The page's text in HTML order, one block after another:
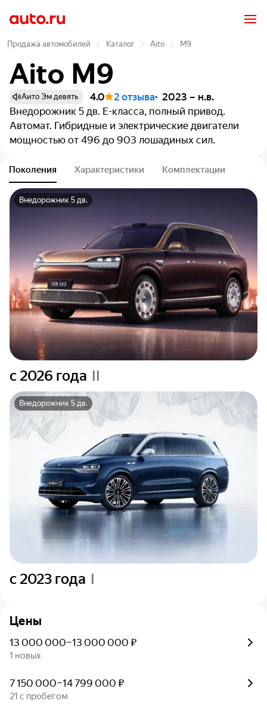
Продажа автомобилей Каталог Aito M9
Aito M9
Аито Эм девять 4.0 2 отзыва 2023 – н.в.
Внедорожник 5 дв. E-класса, полный привод.
Автомат. Гибридные и электрические двигатели
мощностью от 496 до 903 лошадиных сил.
Поколения Характеристики Комплектации
Внедорожник 5 дв.
c 2026 года II
Внедорожник 5 дв.
c 2023 года I
Цены
13 000 000–13 000 000 ₽
1 новых
7 150 000–14 799 000 ₽
21 с пробегом